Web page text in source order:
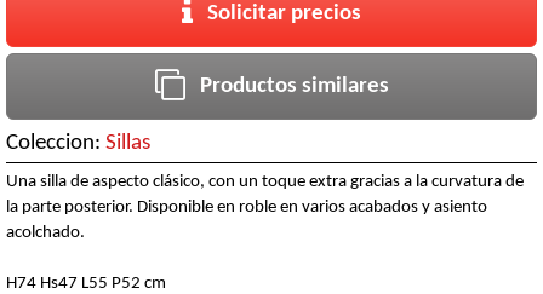
Solicitar precios
Productos similares
Coleccion: Sillas
Una silla de aspecto clásico, con un toque extra gracias a la curvatura de
la parte posterior. Disponible en roble en varios acabados y asiento
acolchado.
H74 Hs47 L55 P52 cm